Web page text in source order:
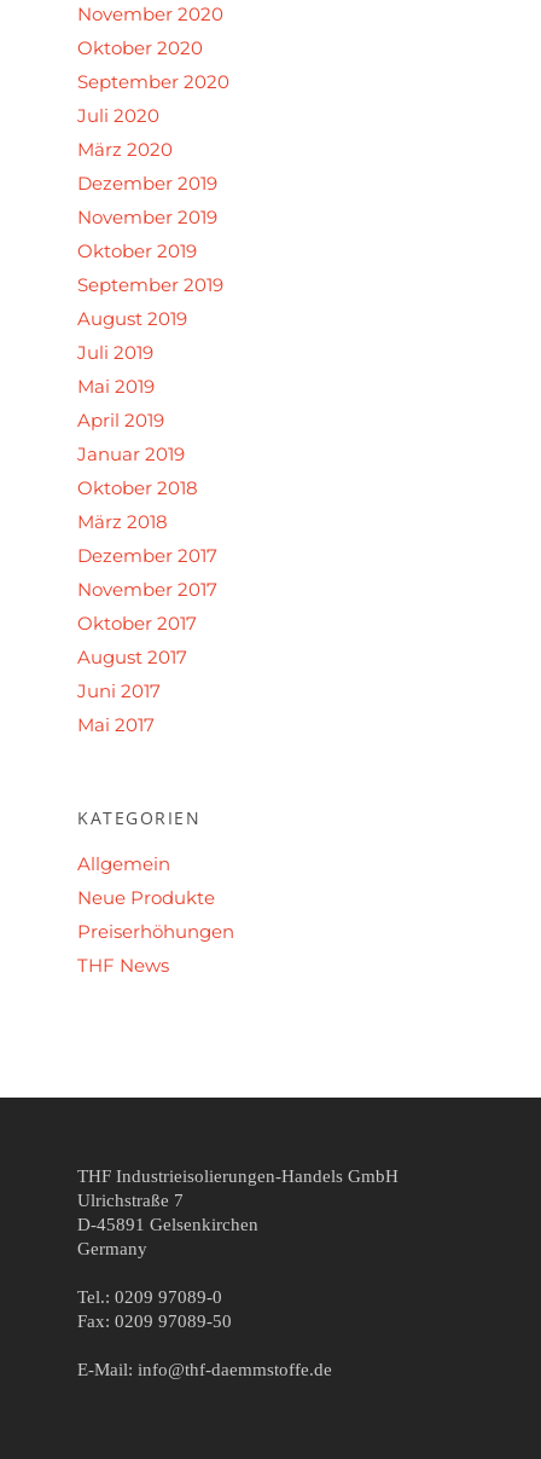
November 2020
Oktober 2020
September 2020
Juli 2020
März 2020
Dezember 2019
November 2019
Oktober 2019
September 2019
August 2019
Juli 2019
Mai 2019
April 2019
Januar 2019
Oktober 2018
März 2018
Dezember 2017
November 2017
Oktober 2017
August 2017
Juni 2017
Mai 2017
KATEGORIEN
Allgemein
Neue Produkte
Preiserhöhungen
THF News
THF Industrieisolierungen-Handels GmbH
Ulrichstraße 7
D-45891 Gelsenkirchen
Germany
Tel.: 0209 97089-0
Fax: 0209 97089-50
E-Mail: info@thf-daemmstoffe.de